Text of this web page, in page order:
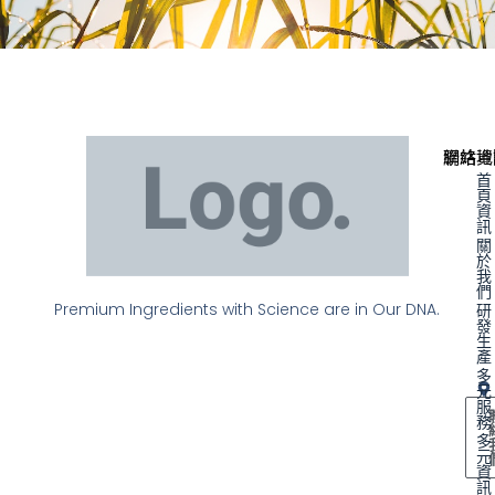
Premium Ingredients with Science are in Our DNA.
聯絡
網站
首
頁
資
訊
關
於
我
們
研
發
生
產
多
元
服
務
多
元
資
訊